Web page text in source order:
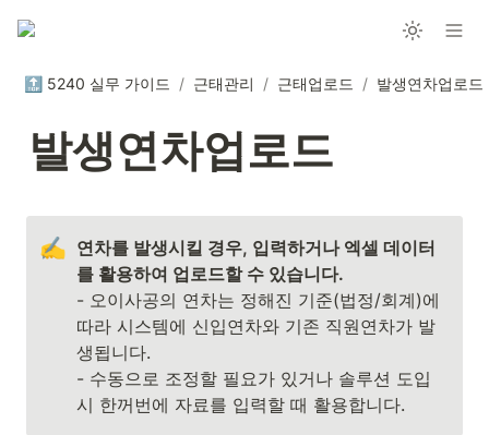
🔝 5240 실무 가이드 / 근태관리 / 근태업로드 / 발생연차업로드
발생연차업로드
✍️ 연차를 발생시킬 경우, 입력하거나 엑셀 데이터
를 활용하여 업로드할 수 있습니다.
- 오이사공의 연차는 정해진 기준(법정/회계)에
따라 시스템에 신입연차와 기존 직원연차가 발
생됩니다.
- 수동으로 조정할 필요가 있거나 솔루션 도입
시 한꺼번에 자료를 입력할 때 활용합니다.